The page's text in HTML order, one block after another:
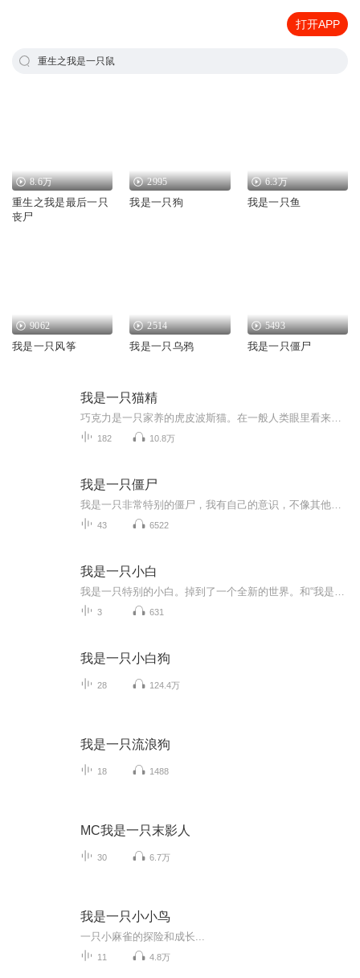
打开APP
重生之我是一只鼠
8.6万
重生之我是最后一只
丧尸
2995
我是一只狗
6.3万
我是一只鱼
9062
我是一只风筝
2514
我是一只乌鸦
5493
我是一只僵尸
我是一只猫精
182 10.8万
我是一只僵尸
43 6522
我是一只小白
3 631
我是一只小白狗
28 124.4万
我是一只流浪狗
18 1488
MC我是一只末影人
30 6.7万
我是一只小小鸟
一只小麻雀的探险和成长...
11 4.8万